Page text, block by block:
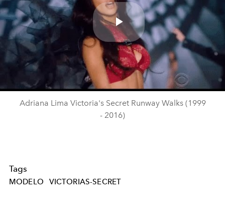
Play
Video
Adriana Lima Victoria's Secret Runway Walks (1999
- 2016)
Tags
MODELO VICTORIAS-SECRET